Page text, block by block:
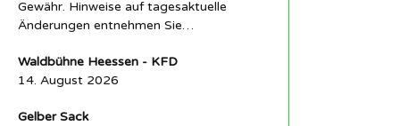
Gewähr. Hinweise auf tagesaktuelle
Änderungen entnehmen Sie…
Waldbühne Heessen - KFD
14. August 2026
Gelber Sack